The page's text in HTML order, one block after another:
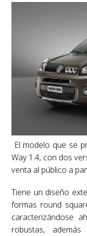
El modelo que se
Way 1.4, con dos
venta al público a
Tiene un diseño
formas round
caracterizándose
robustas,